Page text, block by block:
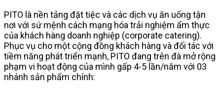
PITO là nền tảng đặt tiệc và các dịch vụ ăn uống tận
nơi với sứ mệnh cách mạng hóa trải nghiệm ẩm thực
của khách hàng doanh nghiệp (corporate catering).
Phục vụ cho một cộng đồng khách hàng và đối tác với
tiềm năng phát triển mạnh, PITO đang trên đà mở rộng
phạm vi hoạt động của mình gấp 4-5 lần/năm với 03
nhánh sản phẩm chính: